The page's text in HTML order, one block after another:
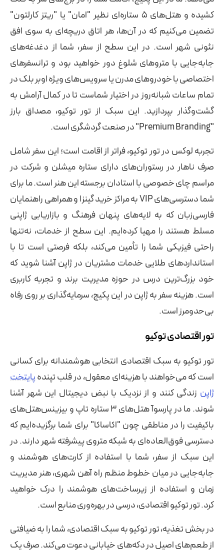
کشیده و هتل‌های ۵ ستاره‌ای نظیر "امان" یا "ریتز کارلتون"
تضمین می‌کنیم که در آن‌ها، هر اتاق دریچه‌ای به سوی افق
نئونی شهر است. در این سطح از سفر، شما از دغدغه‌های
جابه‌جایی با متروهای شلوغ دور خواهید بود و ترانسفرهای
اختصاصی با خودروهای مدرن یا سرویس‌های ویژه اوبر بلک در
تمام ساعات شبانه‌روز در اختیار شماست تا در کمال آرامش به
گشت‌وگذار بپردازید. این سبک از تور توکیو، مصداق بارز
"Premium Branding" در صنعت گردشگری است.
تجربه لوکس در تور توکیو، فراتر از اقامت است؛ این سفر شامل
صرف ناهار در رستوران‌های دارای ستاره میشلن و شرکت در
مراسم چای خصوصی با استادان برجسته این هنر است. ما برای
شما دسترسی‌های VIP به مراکز خرید گینزا و همراهی راهنمایان
فارسی‌زبان که به لایه‌های پنهان فرهنگ و بازاریابی ژاپنی
مسلط هستند را مهیا کرده‌ایم. این سطح از خدمات، نه‌تنها
راحتی فیزیکی شما را تأمین می‌کند، بلکه فرصتی است تا با
استانداردهای طلایی خدمات مشتریان در ژاپن آشنا شوید که
خود بزرگ‌ترین درس در حوزه مدیریت برند و تجربه کاربری
است. هزینه سفر به ژاپن در این پکیج، سرمایه‌گذاری بر روی رفاه
بی‌حدومرز است.
تور اقتصادی توکیو
تور توکیو به سبک اقتصادی انتخابی هوشمندانه برای کسانی
است که می‌خواهند با هزینه‌ای معقول، در قلب تپندهپایتخت
ژاپن زندگی کنند و از نزدیک با نبض دیجیتال این شهر آشنا
شوند. ما در پارسوآ هتل‌های ۳ ستاره تاپ و بیزینس‌هتل‌های
باکیفیت را در مناطقی چون "اکاساکا" برای شما برگزیده‌ایم که
دسترسی فوق‌العاده‌ای به شبکه متروی پیشرفته شهر دارند. در
این سبک از سفر، شما با استفاده از کارت‌های هوشمند و
جابه‌جایی در میان خطوط منظم راه آهن شهری، هنر مدیریت
زمان و استفاده از زیرساخت‌های هوشمند را درک خواهید
کرد. تور توکیو اقتصادی، درسی در بهره‌وری منابع است.
در بخش تغذیه، تور توکیو به سبک اقتصادی، شما را به ضیافتی
از طعم‌های اصیل در دکه‌های خیابانی دعوت می‌کند. صرف یک